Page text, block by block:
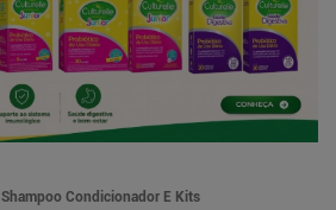
Shampoo Condicionador E Kits
10º shampoo